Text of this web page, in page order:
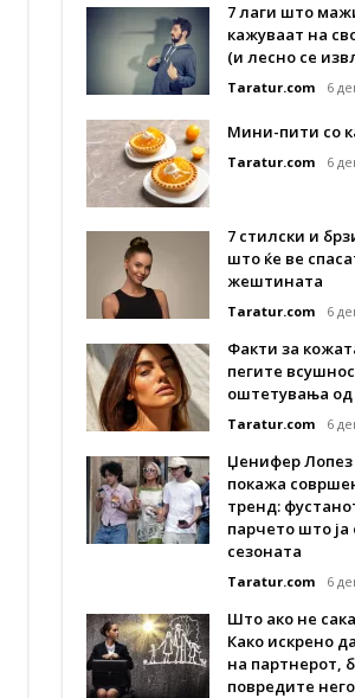
7 лаги што
кажуваат на
(и лесно се
Taratur.com 6
Мини-пити со
Taratur.com 6
7 стилски и
што ќе ве
жештината
Taratur.com 6
Факти за
пегите
оштетувања од
Taratur.com 6
Џенифер Лопез
покажа
тренд:
парчето што ја
сезоната
Taratur.com 6
Што ако не
Како искрено
на партнерот,
повредите